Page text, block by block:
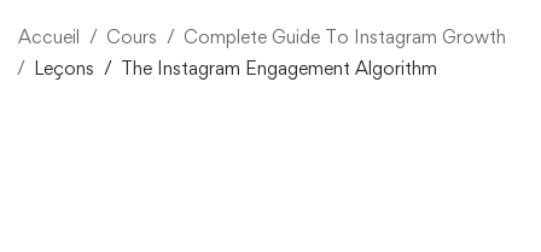
Accueil Cours
Complete Guide To Instagram Growth
Leçons
The Instagram Engagement Algorithm